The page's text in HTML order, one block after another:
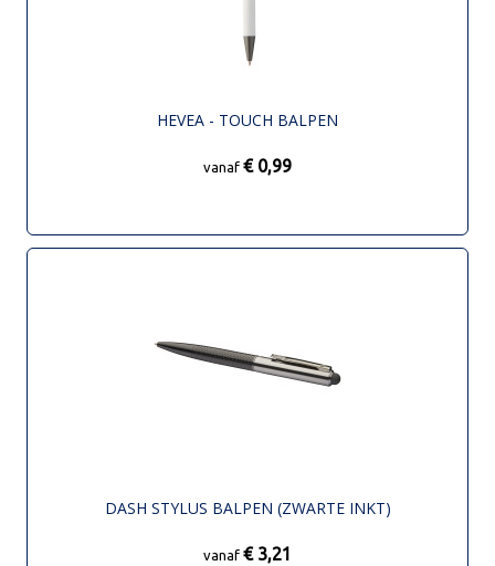
HEVEA - TOUCH BALPEN
vanaf € 0,99
DASH STYLUS BALPEN (ZWARTE INKT)
vanaf € 3,21